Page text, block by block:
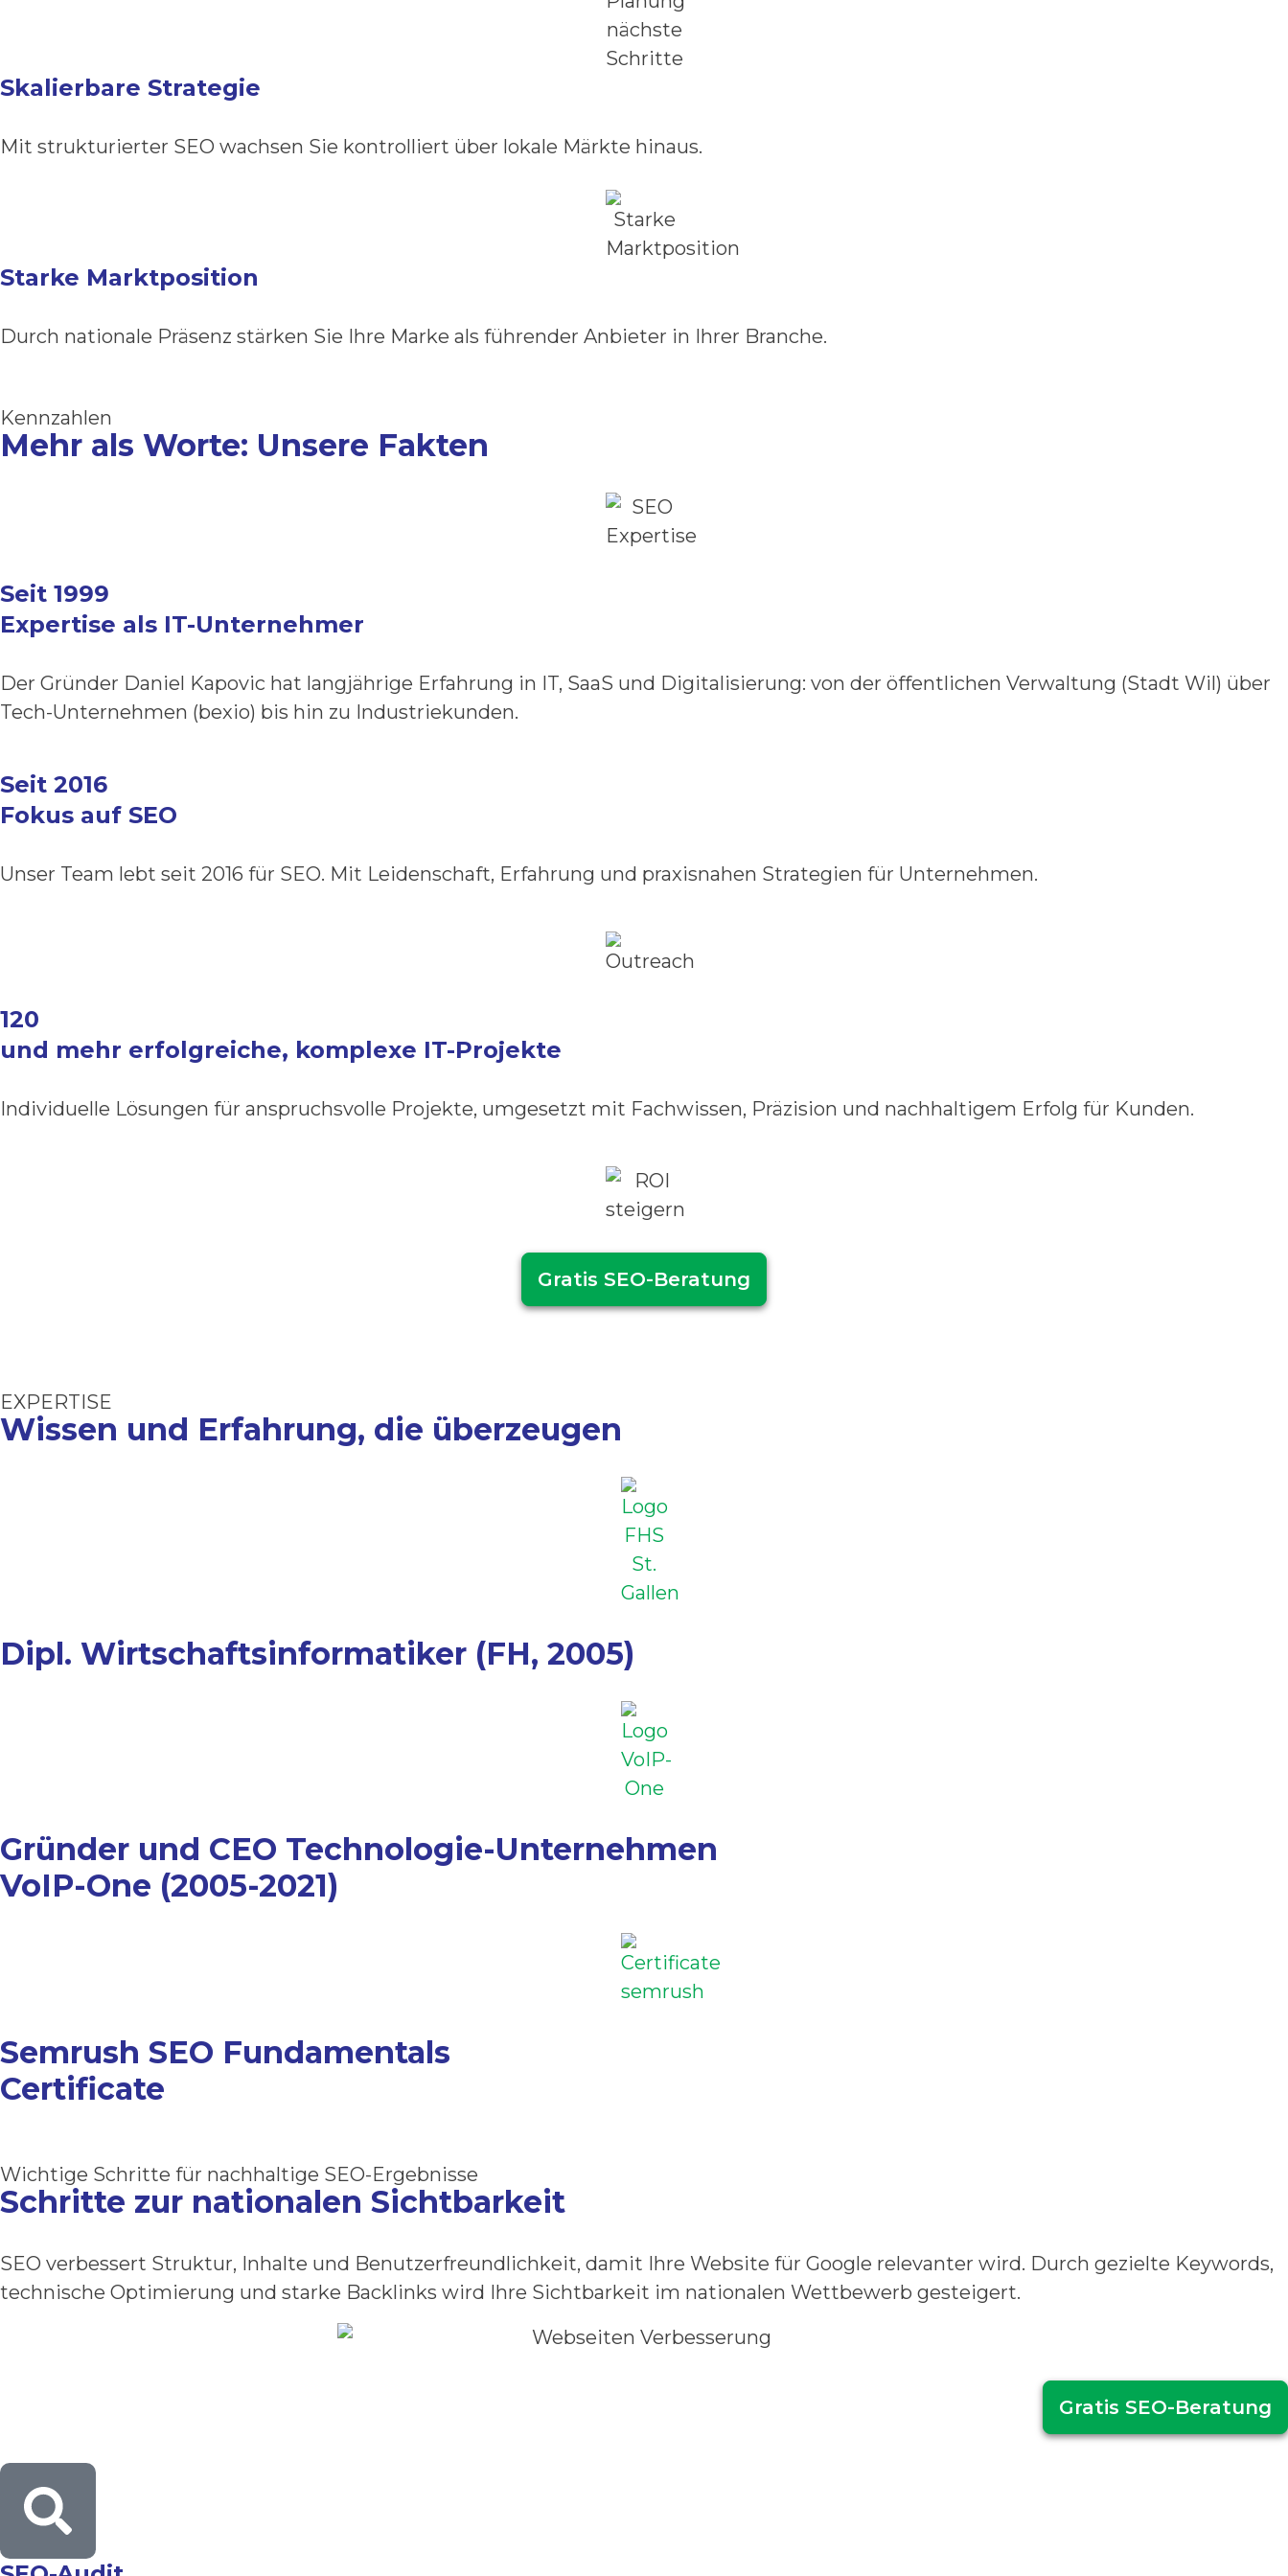
Skalierbare Strategie
Mit strukturierter SEO wachsen Sie kontrolliert über lokale Märkte hinaus.
Starke Marktposition
Durch nationale Präsenz stärken Sie Ihre Marke als führender Anbieter in Ihrer Branche.
Kennzahlen
Mehr als Worte: Unsere Fakten
Seit 1999
Expertise als IT-Unternehmer
Der Gründer Daniel Kapovic hat langjährige Erfahrung in IT, SaaS und Digitalisierung: von der öffentlichen Verwaltung (Stadt Wil) über
Tech-Unternehmen (bexio) bis hin zu Industriekunden.
Seit 2016
Fokus auf SEO
Unser Team lebt seit 2016 für SEO. Mit Leidenschaft, Erfahrung und praxisnahen Strategien für Unternehmen.
120
und mehr erfolgreiche, komplexe IT-Projekte
Individuelle Lösungen für anspruchsvolle Projekte, umgesetzt mit Fachwissen, Präzision und nachhaltigem Erfolg für Kunden.
Gratis SEO-Beratung
EXPERTISE
Wissen und Erfahrung, die überzeugen
Dipl. Wirtschaftsinformatiker (FH, 2005)
Gründer und CEO Technologie-Unternehmen
VoIP-One (2005-2021)
Semrush SEO Fundamentals
Certificate
Wichtige Schritte für nachhaltige SEO-Ergebnisse
Schritte zur nationalen Sichtbarkeit
SEO verbessert Struktur, Inhalte und Benutzerfreundlichkeit, damit Ihre Website für Google relevanter wird. Durch gezielte Keywords,
technische Optimierung und starke Backlinks wird Ihre Sichtbarkeit im nationalen Wettbewerb gesteigert.
Gratis SEO-Beratung